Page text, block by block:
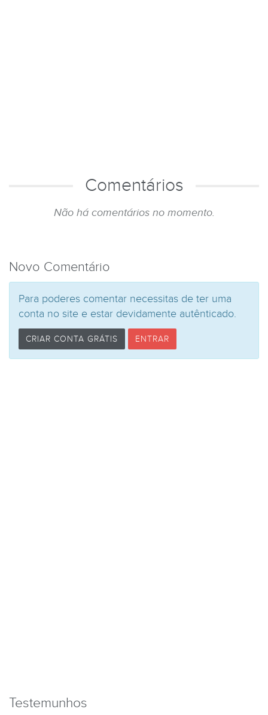
Comentários
Não há comentários no momento.
Novo Comentário
Para poderes comentar necessitas de ter uma
conta no site e estar devidamente autênticado.
CRIAR CONTA GRÁTIS ENTRAR
Testemunhos